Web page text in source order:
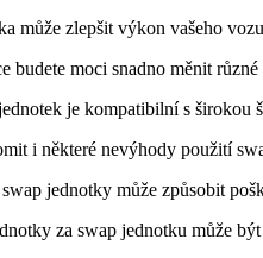
může zlepšit výkon vašeho
budete moci snadno měnit
je kompatibilní s širokou
i některé nevýhody použití
jednotky může způsobit
za swap jednotku může